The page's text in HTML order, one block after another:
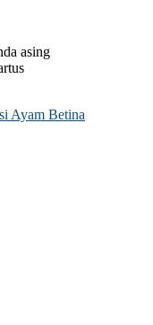
asing
Ayam Betina